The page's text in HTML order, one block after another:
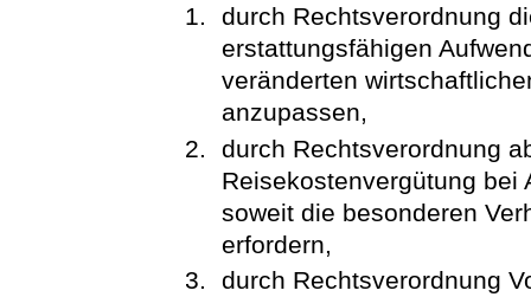
durch Rechtsverordnung
erstattungsfähigen
veränderten
anzupassen,
durch Rechtsverordnung
Reisekostenvergütung bei
soweit die besonderen
erfordern,
durch Rechtsverordnung